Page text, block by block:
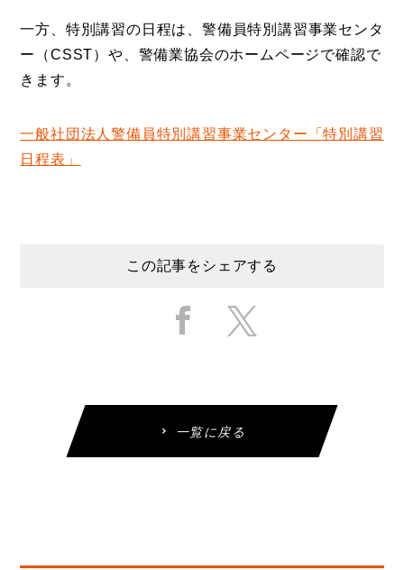
一方、特別講習の日程は、警備員特別講習事業センタ
ー（CSST）や、警備業協会のホームページで確認で
きます。
一般社団法人警備員特別講習事業センター「特別講習
日程表」
この記事をシェアする
一覧に戻る